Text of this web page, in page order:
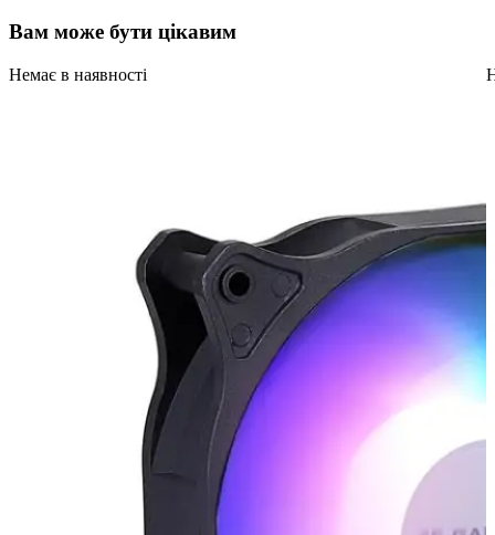
Вам може бути цікавим
Немає в наявності